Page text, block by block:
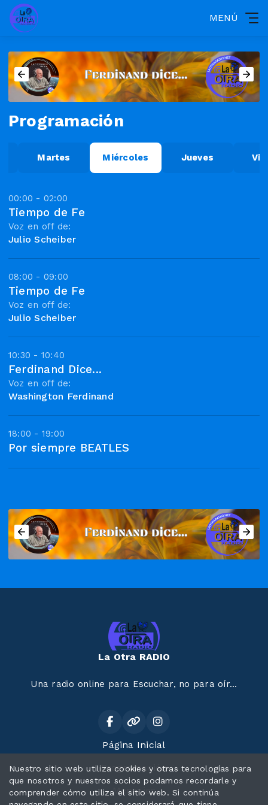
MENÚ
Programación
Martes Miércoles Jueves
00:00 - 02:00
Tiempo de Fe
Voz en off de:
Julio Scheiber
08:00 - 09:00
Tiempo de Fe
Voz en off de:
Julio Scheiber
10:30 - 10:40
Ferdinand Dice...
Voz en off de:
Washington Ferdinand
18:00 - 19:00
Por siempre BEATLES
La Otra RADIO
Una radio online para Escuchar, no para oír...
Página Inicial
Programación
Mensajes
Nuestro sitio web utiliza cookies y otras tecnologías para
que nosotros y nuestros socios podamos recordarle y
comprender cómo utiliza el sitio web. Si continúa